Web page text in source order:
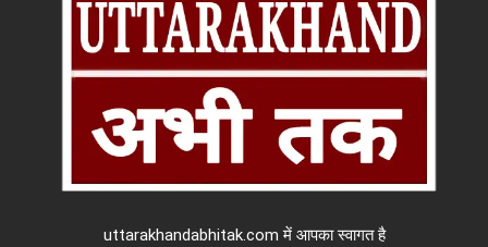
uttarakhandabhitak.com में आपका स्वागत है